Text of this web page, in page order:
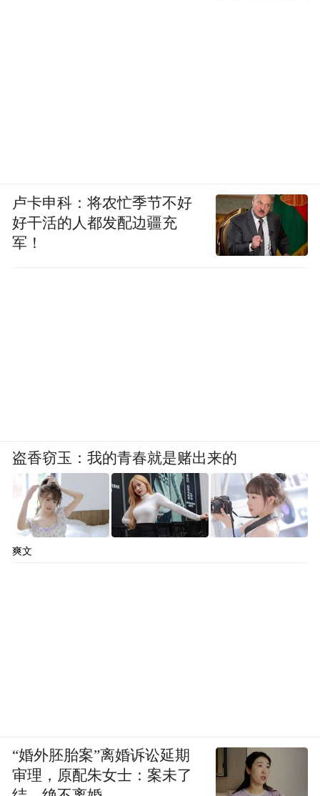
卢卡申科：将农忙季节不好
好干活的人都发配边疆充
军！
盗香窃玉：我的青春就是赌出来的
爽文
“婚外胚胎案”离婚诉讼延期
审理，原配朱女士：案未了